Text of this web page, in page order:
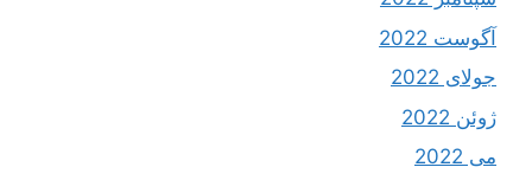
آگوست 2022
جولای 2022
ژوئن 2022
می 2022